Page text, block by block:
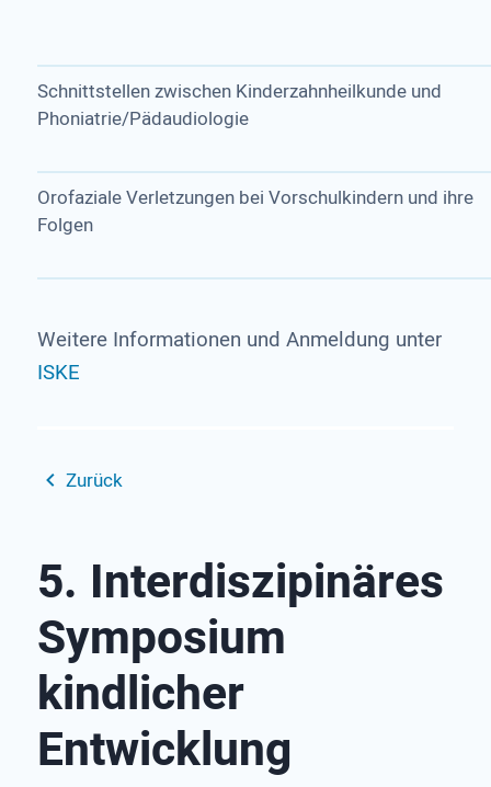
Schnittstellen zwischen Kinderzahnheilkunde und
Phoniatrie/Pädaudiologie
Orofaziale Verletzungen bei Vorschulkindern und ihre
Folgen
Weitere Informationen und Anmeldung unter
ISKE
Zurück
5. Interdiszipinäres
Symposium
kindlicher
Entwicklung